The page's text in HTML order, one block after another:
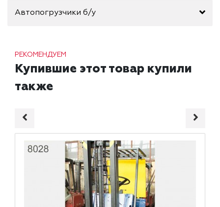
Автопогрузчики б/у
РЕКОМЕНДУЕМ
Купившие этот товар купили
также